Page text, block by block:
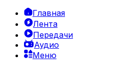
Главная
Лента
Передачи
Аудио
Меню